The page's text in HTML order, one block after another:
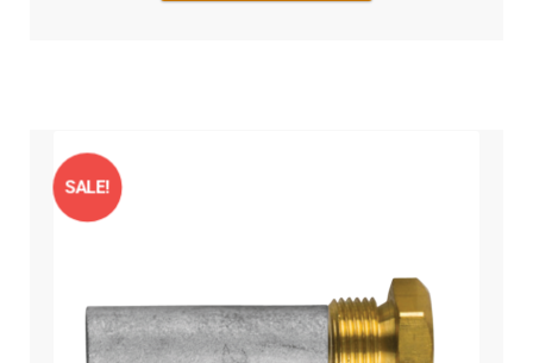
SALE!